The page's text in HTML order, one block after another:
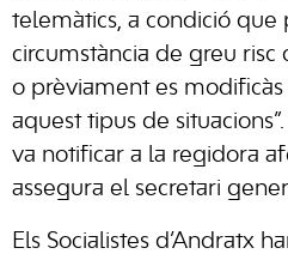
telemàtics, a condició que
circumstància de greu risc
o prèviament es
aquest tipus de
va notificar a la regidora
assegura el secretari
Els Socialistes d’Andratx